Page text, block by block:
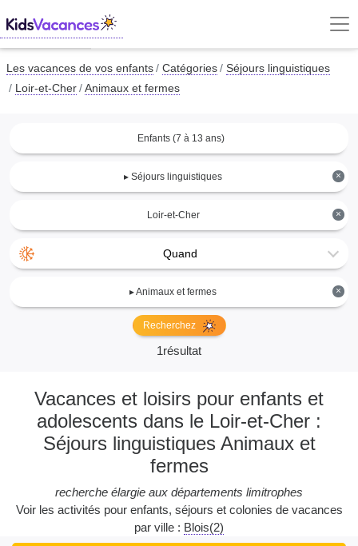
Les vacances de vos enfants Catégories
Séjours linguistiques
Loir-et-Cher
Animaux et fermes
Enfants (7 à 13 ans)
×
▸ Séjours linguistiques
×
Loir-et-Cher
Quand
×
▸ Animaux et fermes
Recherchez
1résultat
Vacances et loisirs pour enfants et
adolescents dans le Loir-et-Cher :
Séjours linguistiques Animaux et
fermes
recherche élargie aux départements limitrophes
Voir les activités pour enfants, séjours et colonies de vacances
par ville : Blois(2)